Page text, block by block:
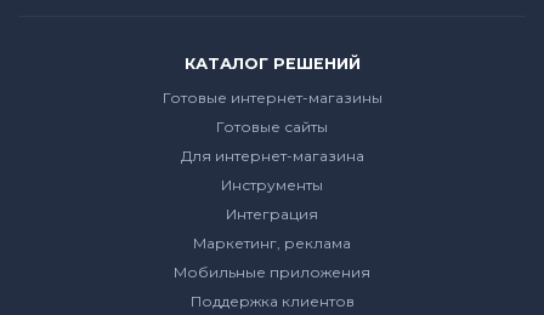
КАТАЛОГ РЕШЕНИЙ
Готовые интернет-магазины
Готовые сайты
Для интернет-магазина
Инструменты
Интеграция
Маркетинг, реклама
Мобильные приложения
Поддержка клиентов